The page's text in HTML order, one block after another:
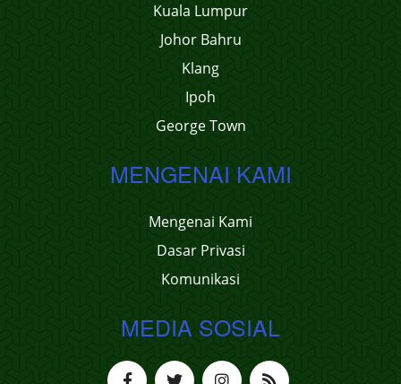
Kuala Lumpur
Johor Bahru
Klang
Ipoh
George Town
MENGENAI KAMI
Mengenai Kami
Dasar Privasi
Komunikasi
MEDIA SOSIAL